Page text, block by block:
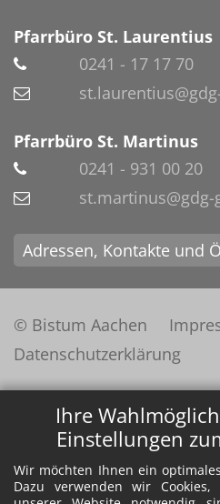
Ihre
Einstellungen
Wir möchten Ihnen ein
Dazu verwenden wir
Pfarrbüro St. Laurentius
0241 - 17 17 70
Pfarrbüro St. Martinus
0241 - 931 00 20
Adressen, Kontakte und
© Bistum Aachen
Datenschutzerklärung